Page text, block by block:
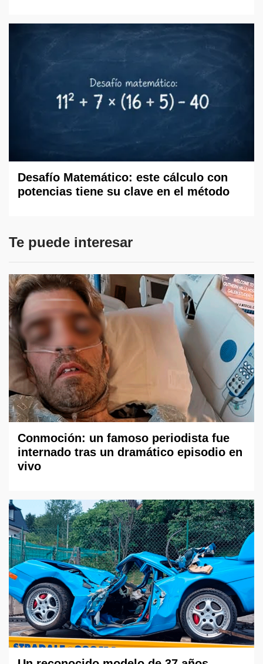
Desafío Matemático: este cálculo con
potencias tiene su clave en el método
Te puede interesar
Conmoción: un famoso periodista fue
internado tras un dramático episodio en
vivo